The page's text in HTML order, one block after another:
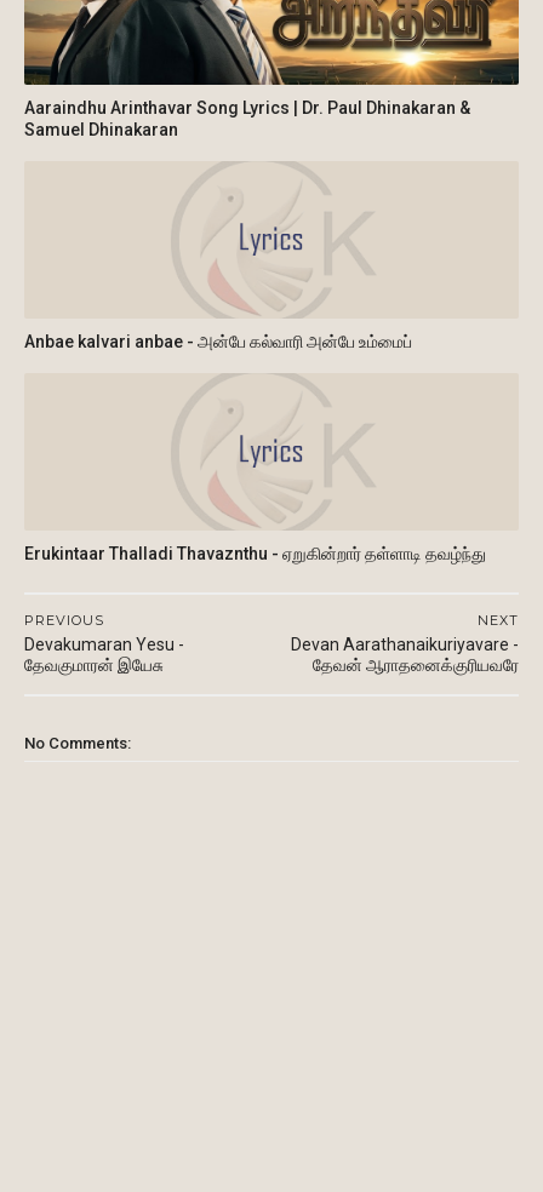
Aaraindhu Arinthavar Song Lyrics | Dr. Paul Dhinakaran &
Samuel Dhinakaran
Anbae kalvari anbae - அன்பே கல்வாரி அன்பே உம்மைப்
Erukintaar Thalladi Thavaznthu - ஏறுகின்றார் தள்ளாடி தவழ்ந்து
NEXT
Devan Aarathanaikuriyavare -
தேவன் ஆராதனைக்குரியவரே
PREVIOUS
Devakumaran Yesu -
தேவகுமாரன் இயேசு
No Comments: